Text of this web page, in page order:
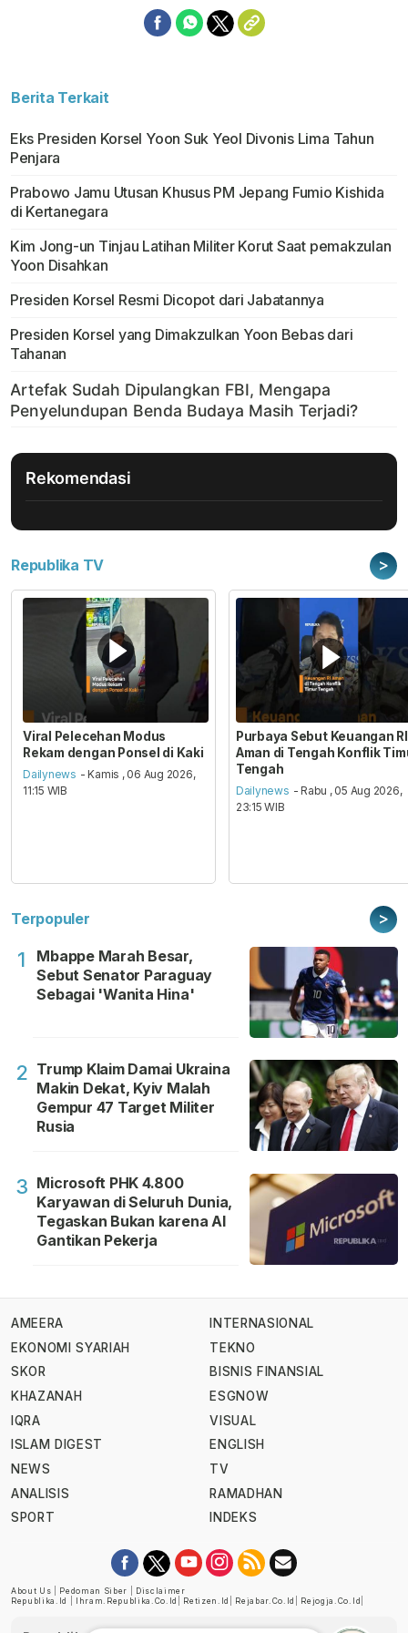
Berita Terkait
Eks Presiden Korsel Yoon Suk Yeol Divonis Lima Tahun
Penjara
Prabowo Jamu Utusan Khusus PM Jepang Fumio Kishida
di Kertanegara
Kim Jong-un Tinjau Latihan Militer Korut Saat pemakzulan
Yoon Disahkan
Presiden Korsel Resmi Dicopot dari Jabatannya
Presiden Korsel yang Dimakzulkan Yoon Bebas dari
Tahanan
Rekomendasi
Republika TV >
Viral Pelecehan Modus
Rekam dengan Ponsel di Kaki
Dailynews - Kamis , 06 Aug 2026,
11:15 WIB
Purbaya Sebut Keuangan RI
Aman di Tengah Konflik
Tengah
Dailynews - Rabu , 05 Aug 2026,
23:15 WIB
Terpopuler >
1
Mbappe Marah Besar,
Sebut Senator Paraguay
Sebagai 'Wanita Hina'
2 Trump Klaim Damai Ukraina
Makin Dekat, Kyiv Malah
Gempur 47 Target Militer
Rusia
3 Microsoft PHK 4.800
Karyawan di Seluruh Dunia,
Tegaskan Bukan karena AI
Gantikan Pekerja
AMEERA
EKONOMI SYARIAH
SKOR
KHAZANAH
IQRA
ISLAM DIGEST
NEWS
ANALISIS
SPORT
INTERNASIONAL
TEKNO
BISNIS FINANSIAL
ESGNOW
VISUAL
ENGLISH
TV
RAMADHAN
INDEKS
About Us Pedoman Siber
Disclaimer
Republika.id
Ihram.republika.co.id Retizen.id Rejabar.co.id Rejogja.co.id